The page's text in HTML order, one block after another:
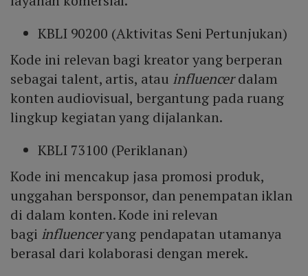
KBLI 90200 (Aktivitas Seni Pertunjukan)
Kode ini relevan bagi kreator yang berperan
sebagai talent, artis, atau influencerdalam
konten audiovisual, bergantung pada ruang
lingkup kegiatan yang dijalankan.
KBLI 73100 (Periklanan)
Kode ini mencakup jasa promosi produk,
unggahan bersponsor, dan penempatan iklan
di dalam konten. Kode ini relevan
bagi influenceryang pendapatan utamanya
berasal dari kolaborasi dengan merek.